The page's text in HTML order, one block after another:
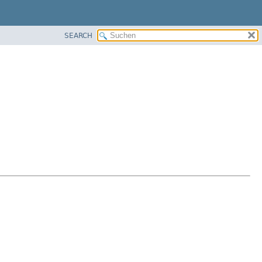
SEARCH